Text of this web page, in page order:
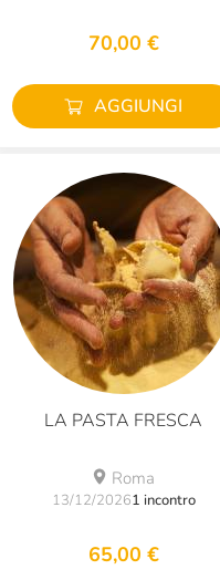
70,00 €
AGGIUNGI
LA PASTA FRESCA
Roma
13/12/20261 incontro
65,00 €